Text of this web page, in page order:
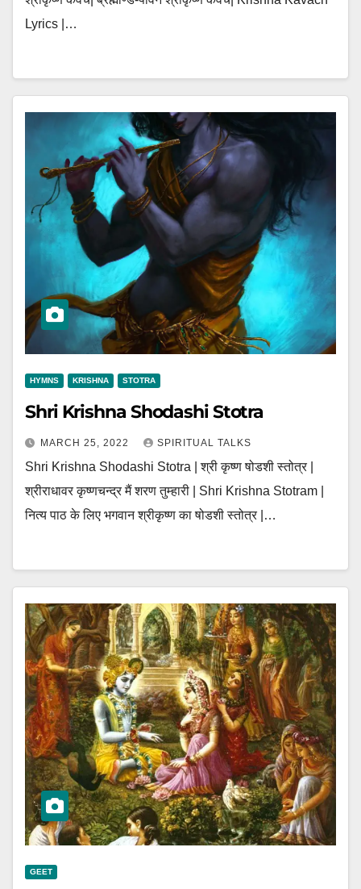
Lyrics |…
HYMNS KRISHNA STOTRA
Shri Krishna Shodashi Stotra
MARCH 25, 2022 SPIRITUAL TALKS
Shri Krishna Shodashi Stotra | श्री कृष्ण षोडशी स्तोत्र |
श्रीराधावर कृष्णचन्द्र मैं शरण तुम्हारी | Shri Krishna Stotram |
नित्य पाठ के लिए भगवान श्रीकृष्ण का षोडशी स्तोत्र |…
GEET